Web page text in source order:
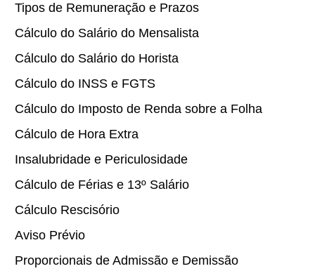
Tipos de Remuneração e Prazos
Cálculo do Salário do Mensalista
Cálculo do Salário do Horista
Cálculo do INSS e FGTS
Cálculo do Imposto de Renda sobre a Folha
Cálculo de Hora Extra
Insalubridade e Periculosidade
Cálculo de Férias e 13º Salário
Cálculo Rescisório
Aviso Prévio
Proporcionais de Admissão e Demissão